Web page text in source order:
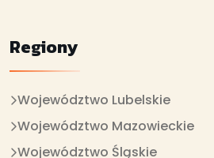
Regiony
Województwo Lubelskie
Województwo Mazowieckie
Województwo Śląskie